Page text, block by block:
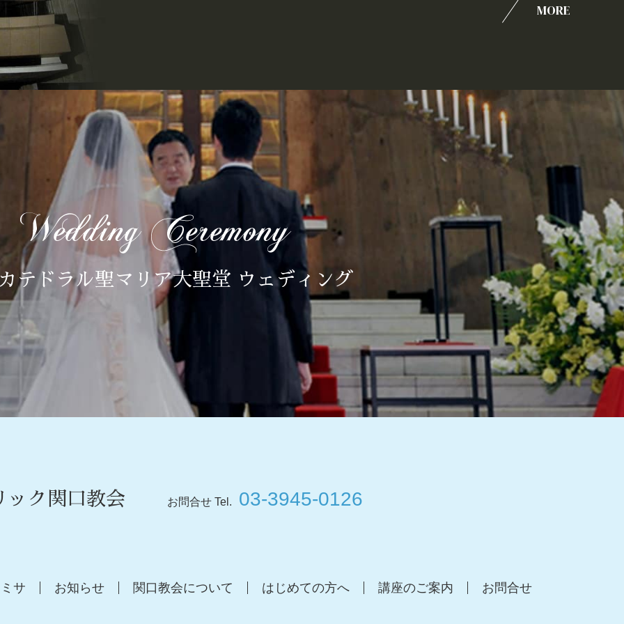
MORE
テドラル聖マリア大聖堂 ウェディング
ック関口教会 お問合せ Tel. 03-3945-0126
ミサ お知らせ 関口教会について はじめての方へ 講座のご案内 お問合せ